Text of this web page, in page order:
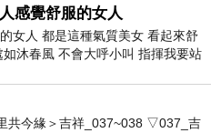
感覺舒服的女人
女人 都是這種氣質美女 看起來舒
如沐春風 不會大呼小叫 指揮我要站
？？
共今緣＞吉祥_037~038 ▽037_吉